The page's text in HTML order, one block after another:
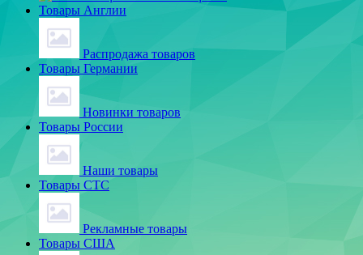
Товары Англии
Распродажа товаров
Товары Германии
Новинки товаров
Товары России
Наши товары
Товары СТС
Рекламные товары
Товары США